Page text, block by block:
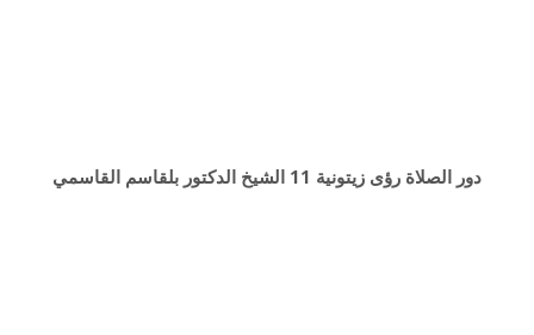
دور الصلاة رؤى زيتونية 11 الشيخ الدكتور بلقاسم القاسمي